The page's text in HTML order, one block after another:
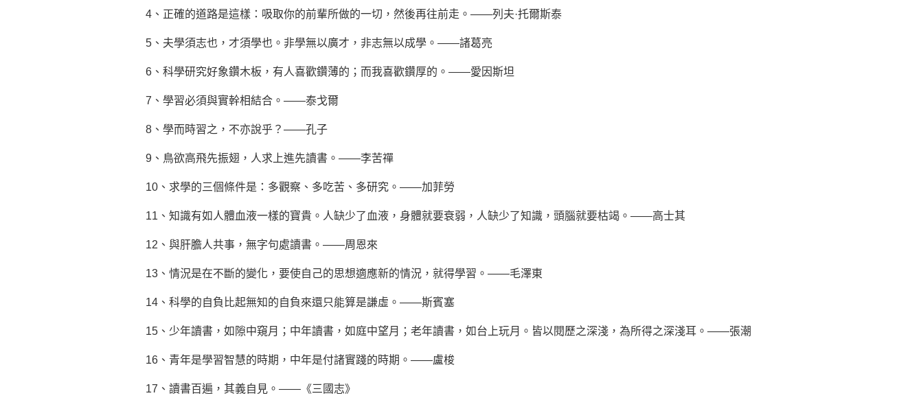
4、正確的道路是這樣：吸取你的前輩所做的一切，然後再往前走。——列夫·托爾斯泰
5、夫學須志也，才須學也。非學無以廣才，非志無以成學。——諸葛亮
6、科學研究好象鑽木板，有人喜歡鑽薄的；而我喜歡鑽厚的。——愛因斯坦
7、學習必須與實幹相結合。——泰戈爾
8、學而時習之，不亦說乎？——孔子
9、鳥欲高飛先振翅，人求上進先讀書。——李苦禪
10、求學的三個條件是：多觀察、多吃苦、多研究。——加菲勞
11、知識有如人體血液一樣的寶貴。人缺少了血液，身體就要衰弱，人缺少了知識，頭腦就要枯竭。——高士其
12、與肝膽人共事，無字句處讀書。——周恩來
13、情況是在不斷的變化，要使自己的思想適應新的情況，就得學習。——毛澤東
14、科學的自負比起無知的自負來還只能算是謙虛。——斯賓塞
15、少年讀書，如隙中窺月；中年讀書，如庭中望月；老年讀書，如台上玩月。皆以閱歷之深淺，為所得之深淺耳。——張潮
16、青年是學習智慧的時期，中年是付諸實踐的時期。——盧梭
17、讀書百遍，其義自見。——《三國志》